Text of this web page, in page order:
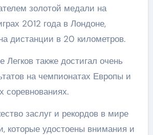
золотой медали на
2012 года в Лондоне,
дистанции в 20 километров.
Легков также достигал очень
на чемпионатах Европы и
соревнованиях.
заслуг и рекордов в мире
которые удостоены внимания и